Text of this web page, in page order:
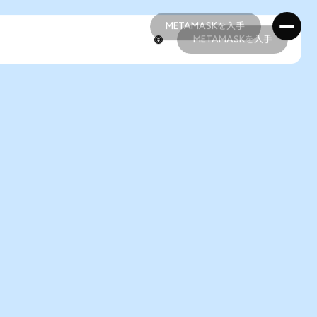
METAMASKを入手
METAMASKを入手
METAMASKを入手